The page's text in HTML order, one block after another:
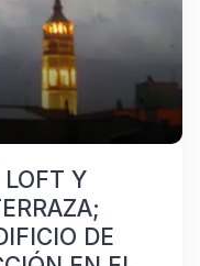
Y
DE